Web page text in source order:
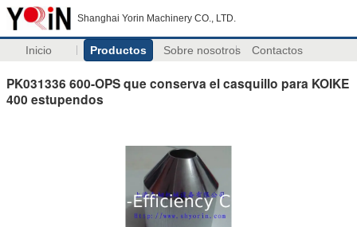
Shanghai Yorin Machinery CO., LTD.
Inicio Productos Sobre nosotros Contactos
PK031336 600-OPS que conserva el casquillo para KOIKE
400 estupendos